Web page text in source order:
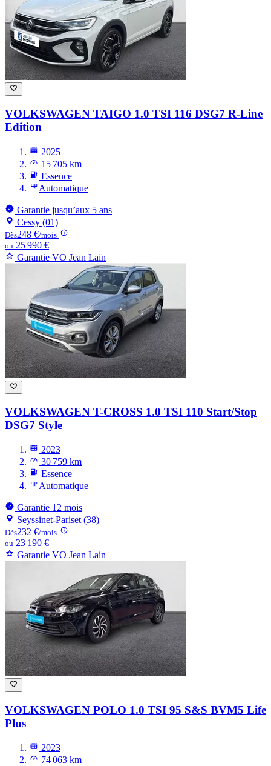
VOLKSWAGEN TAIGO 1.0 TSI 116 DSG7 R-Line
Edition
2025
15 705 km
Essence
Automatique
Garantie jusqu’aux 5 ans
Cessy (01)
Dès248 €/mois
ou 25 990 €
Garantie VO Jean Lain
VOLKSWAGEN T-CROSS 1.0 TSI 110 Start/Stop
DSG7 Style
2023
30 759 km
Essence
Automatique
Garantie 12 mois
Seyssinet-Pariset (38)
Dès232 €/mois
ou 23 190 €
Garantie VO Jean Lain
VOLKSWAGEN POLO 1.0 TSI 95 S&S BVM5 Life
Plus
2023
74 063 km